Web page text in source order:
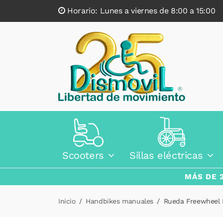
Horario: Lunes a viernes de 8:00 a
Scooters Sillas eléctricas
MÁS DE
Inicio Handbikes manuales Rueda Freewheel